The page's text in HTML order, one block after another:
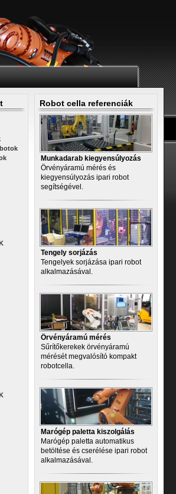
Robot cella referenciák
Munkadarab kiegyensúlyozás
Örvényáramú mérés és
kiegyensúlyozás ipari robot
segítségével.
Tengely sorjázás
Tengelyek sorjázása ipari robot
alkalmazásával.
Örvényáramú mérés
Sűrítőkerekek örvényáramú
mérését megvalósító kompakt
robotcella.
Marógép paletta kiszolgálás
Marógép paletta automatikus
betöltése és cserélése ipari robot
alkalmazásával.